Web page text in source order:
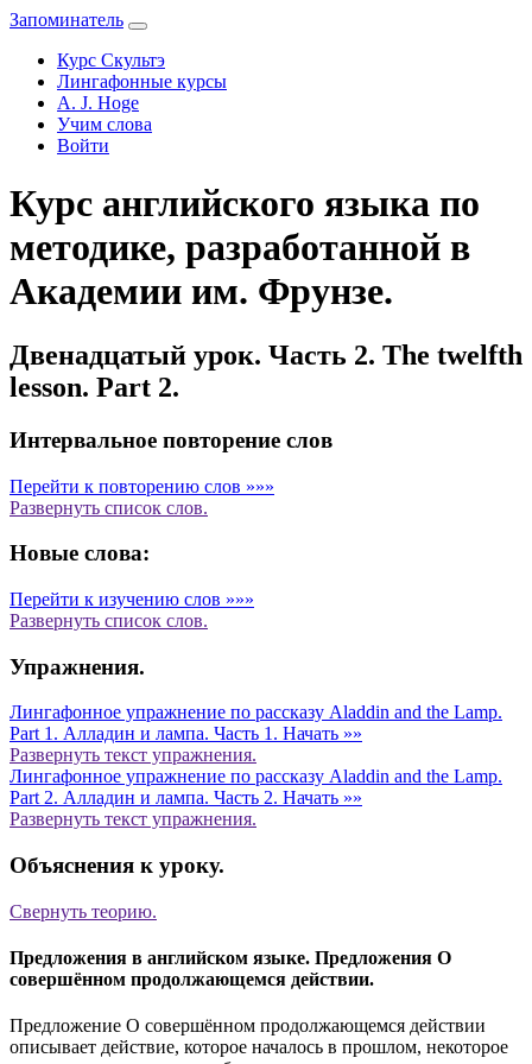
Запоминатель
Курс Скультэ
Лингафонные курсы
A. J. Hoge
Учим слова
Войти
Курс английского языка по
методике, разработанной в
Академии им. Фрунзе.
Двенадцатый урок. Часть 2. The twelfth
lesson. Part 2.
Интервальное повторение слов
Перейти к повторению слов »»»
Развернуть список слов.
Новые слова:
Перейти к изучению слов »»»
Развернуть список слов.
Упражнения.
Лингафонное упражнение по рассказу Aladdin and the Lamp.
Part 1. Алладин и лампа. Часть 1. Начать »»
Развернуть текст упражнения.
Лингафонное упражнение по рассказу Aladdin and the Lamp.
Part 2. Алладин и лампа. Часть 2. Начать »»
Развернуть текст упражнения.
Объяснения к уроку.
Свернуть теорию.
Предложения в английском языке. Предложения О
совершённом продолжающемся действии.
Предложение О совершённом продолжающемся действии
описывает действие, которое началось в прошлом, некоторое